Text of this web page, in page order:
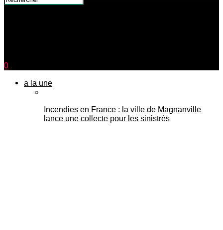
0
a la une
Incendies en France : la ville de Magnanville
lance une collecte pour les sinistrés